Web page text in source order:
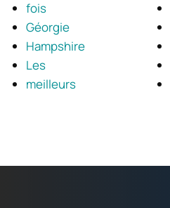
fois
Géorgie
Hampshire
Les
meilleurs